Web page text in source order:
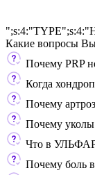
Какие вопросы Вы
Почему PRP
Когда
Почему
Почему уколы
Что в
Почему боль